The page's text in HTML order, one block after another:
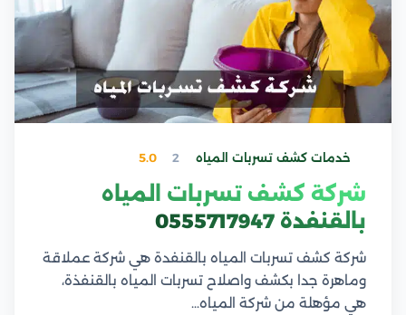
خدمات كشف تسربات المياه 2
5.0
شركة كشف تسربات المياه
بالقنفدة 0555717947
شركة كشف تسربات المياه بالقنفدة هي شركة عملاقة
وماهرة جدا بكشف واصلاح تسربات المياه بالقنفذة،
هي مؤهلة من شركة المياه…